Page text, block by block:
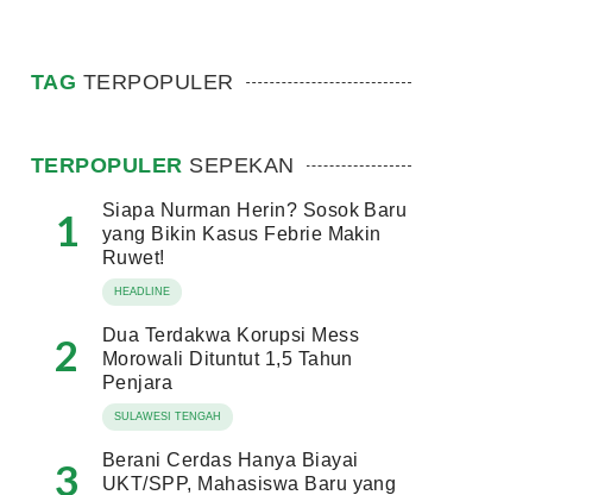
TAG TERPOPULER
TERPOPULER SEPEKAN
1
Siapa Nurman Herin? Sosok Baru
yang Bikin Kasus Febrie Makin
Ruwet!
HEADLINE
2
Dua Terdakwa Korupsi Mess
Morowali Dituntut 1,5 Tahun
Penjara
SULAWESI TENGAH
3
Berani Cerdas Hanya Biayai
UKT/SPP, Mahasiswa Baru yang